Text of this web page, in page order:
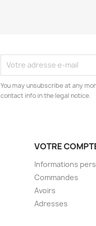
You may unsubscribe at any
contact info in the legal notice.
VOTRE
Informations
Commandes
Avoirs
Adresses